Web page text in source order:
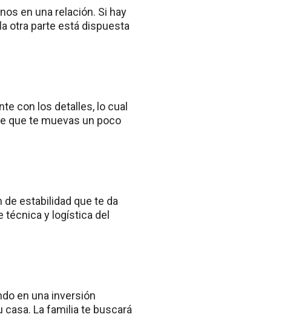
en una relación. Si hay
otra parte está dispuesta
con los detalles, lo cual
que te muevas un poco
de estabilidad que te da
técnica y logística del
en una inversión
La familia te buscará